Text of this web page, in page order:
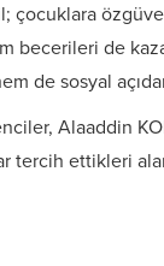
çocuklara
becerileri de
de sosyal
Alaaddin
tercih ettikleri